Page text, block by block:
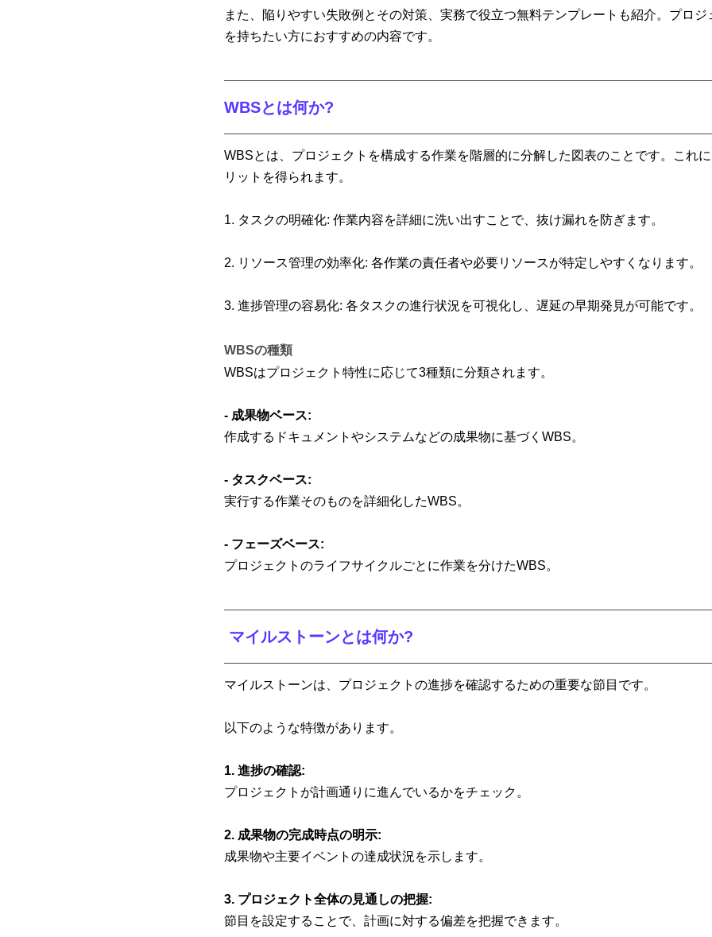
また、陥りやすい失敗例とその対策、実務で役立つ無料テンプレートも紹介。プロ
を持ちたい方におすすめの内容です。
WBSとは何か?
WBSとは、プロジェクトを構成する作業を階層的に分解した図表のことです。これ
リットを得られます。
1. タスクの明確化: 作業内容を詳細に洗い出すことで、抜け漏れを防ぎます。
2. リソース管理の効率化: 各作業の責任者や必要リソースが特定しやすくなります。
3. 進捗管理の容易化: 各タスクの進行状況を可視化し、遅延の早期発見が可能です。
WBSの種類
WBSはプロジェクト特性に応じて3種類に分類されます。
- 成果物ベース:
作成するドキュメントやシステムなどの成果物に基づくWBS。
- タスクベース:
実行する作業そのものを詳細化したWBS。
- フェーズベース:
プロジェクトのライフサイクルごとに作業を分けたWBS。
マイルストーンとは何か?
マイルストーンは、プロジェクトの進捗を確認するための重要な節目です。
以下のような特徴があります。
1. 進捗の確認:
プロジェクトが計画通りに進んでいるかをチェック。
2. 成果物の完成時点の明示:
成果物や主要イベントの達成状況を示します。
3. プロジェクト全体の見通しの把握:
節目を設定することで、計画に対する偏差を把握できます。